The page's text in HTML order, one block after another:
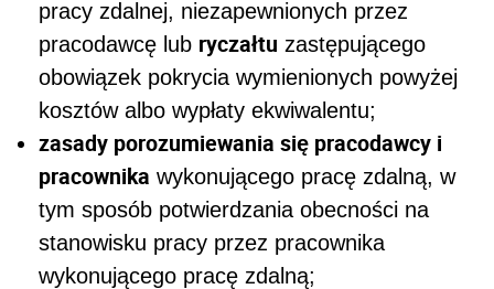
pracy zdalnej, niezapewnionych przez
pracodawcę lub ryczałtu zastępującego
obowiązek pokrycia wymienionych powyżej
kosztów albo wypłaty ekwiwalentu;
zasady porozumiewania się pracodawcy i
pracownika wykonującego pracę zdalną, w
tym sposób potwierdzania obecności na
stanowisku pracy przez pracownika
wykonującego pracę zdalną;